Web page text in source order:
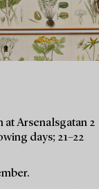
Arsenalsgatan 2
days; 21–22